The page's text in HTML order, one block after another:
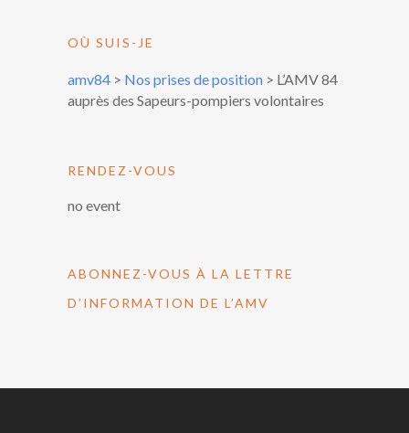
OÙ SUIS-JE
amv84 > Nos prises de position > L’AMV 84
auprès des Sapeurs-pompiers volontaires
RENDEZ-VOUS
no event
ABONNEZ-VOUS À LA LETTRE
D’INFORMATION DE L’AMV